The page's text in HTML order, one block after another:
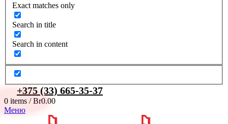
Exact matches only
Search in title
Search in content
+375 (33) 665-35-37
0 items / Br0.00
Меню